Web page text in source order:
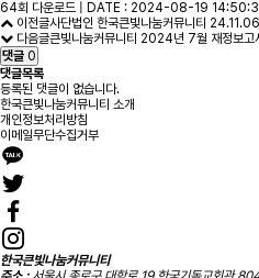
64회 다운로드 | DATE : 2024-08-19
이전글사단법인 한국큰빛나눔커뮤니티 24.11.06
다음글큰빛나눔커뮤니티 2024년 7월 재정보고
댓글 0
댓글목록
등록된 댓글이 없습니다.
한국큰빛나눔커뮤니티 소개
개인정보처리방침
이메일무단수집거부
한국큰빛나눔커뮤니티